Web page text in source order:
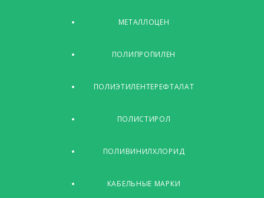
МЕТАЛЛОЦЕН
ПОЛИПРОПИЛЕН
ПОЛИЭТИЛЕНТЕРЕФТАЛАТ
ПОЛИСТИРОЛ
ПОЛИВИНИЛХЛОРИД
КАБЕЛЬНЫЕ МАРКИ